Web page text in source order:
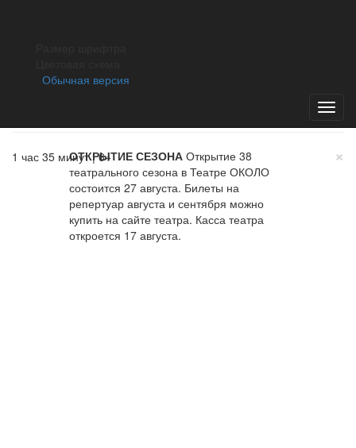
×
ОТКРЫТИЕ СЕЗОНАОткрытие 38
театрального сезона в Театре ОКОЛО
состоится 27 августа. Билеты на
репертуар августа и сентября можно
купить на сайте театра. Касса театра
откроется 17 августа.
Обычная версия
музыканта и моя
1 час 35 минут | 6+